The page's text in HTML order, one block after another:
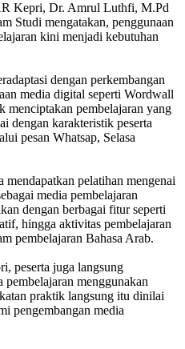
Kepri, Dr. Amrul Luthfi, M.Pd
Studi mengatakan, penggunaan
kini menjadi kebutuhan
dengan perkembangan
media digital seperti Wordwall
menciptakan pembelajaran yang
dengan karakteristik peserta
pesan Whatsap, Selasa
pelatihan mengenai
media pembelajaran
dengan berbagai fitur seperti
hingga aktivitas pembelajaran
pembelajaran Bahasa Arab.
peserta juga langsung
menggunakan
praktik langsung itu dinilai
pengembangan media